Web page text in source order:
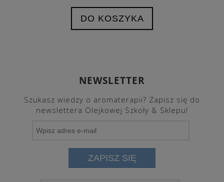
DO KOSZYKA
NEWSLETTER
Szukasz wiedzy o aromaterapii? Zapisz się do
newslettera Olejkowej Szkoły & Sklepu!
ZAPISZ SIĘ